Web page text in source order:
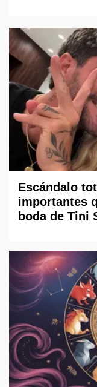
Escándalo
importantes
boda de Tini